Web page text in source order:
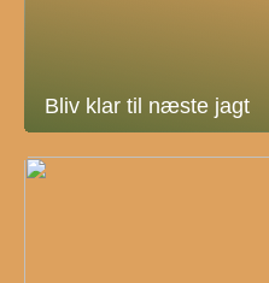
Bliv klar til næste jagt